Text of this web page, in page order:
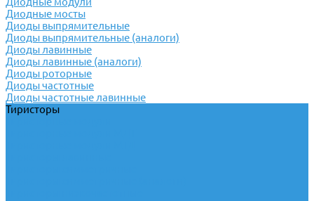
Диодные мосты
Диоды выпрямительные
Диоды выпрямительные (аналоги)
Диоды лавинные
Диоды лавинные (аналоги)
Диоды роторные
Диоды частотные
Диоды частотные лавинные
Тиристоры